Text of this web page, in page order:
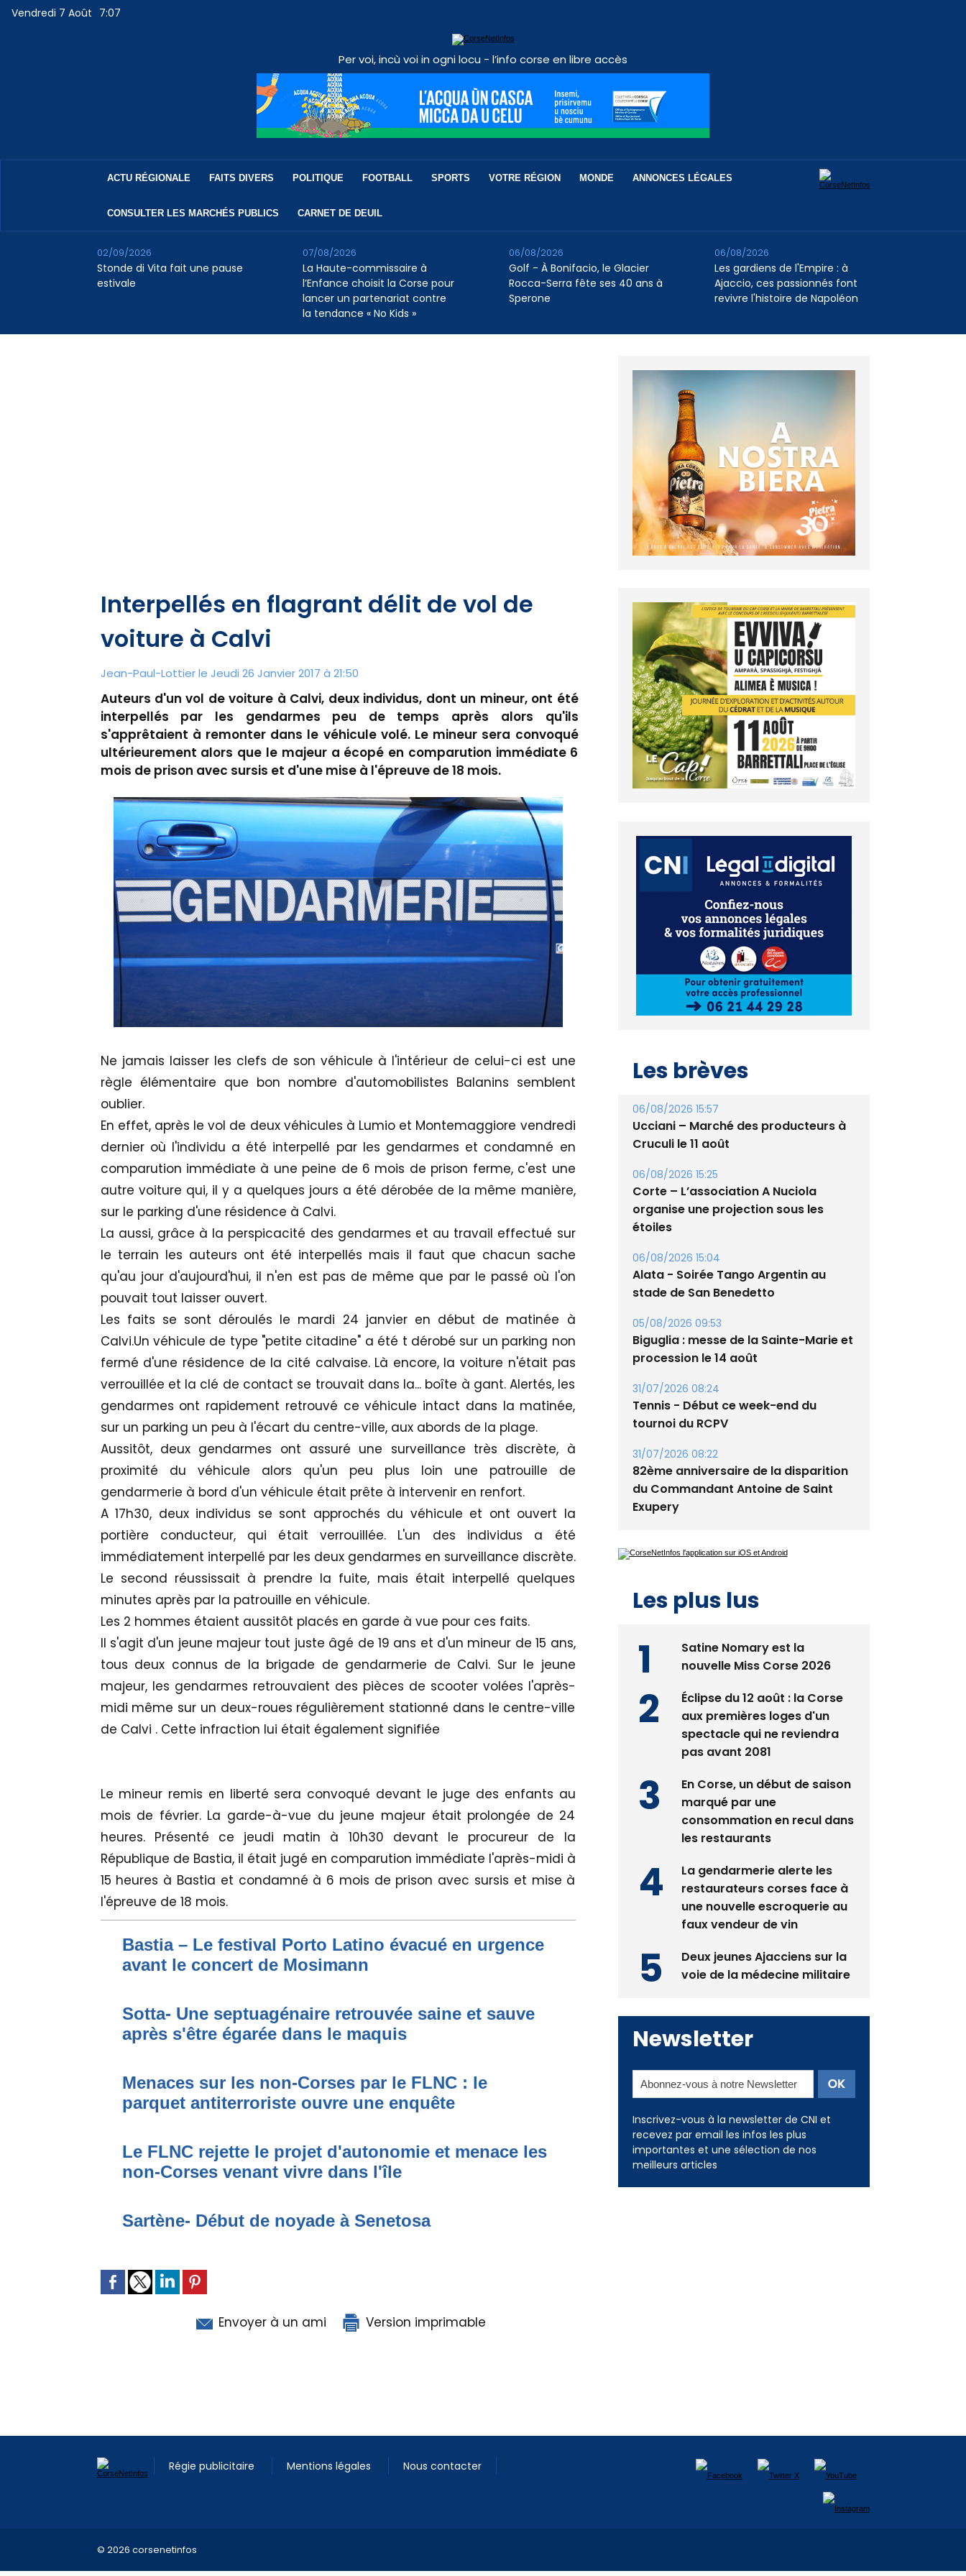
Vendredi 7 Août 7:07
Per voi, incù voi in ogni locu - l’info corse en libre accès
ACTU RÉGIONALE FAITS DIVERS POLITIQUE FOOTBALL SPORTS VOTRE RÉGION MONDE ANNONCES LÉGALES
CONSULTER LES MARCHÉS PUBLICS CARNET DE DEUIL
Stonde di Vita fait une pause
estivale
02/09/2026
La Haute-commissaire à
l’Enfance choisit la Corse pour
lancer un partenariat contre
la tendance « No Kids »
07/08/2026
Golf - À Bonifacio, le Glacier
Rocca-Serra fête ses 40 ans à
Sperone
06/08/2026
Les gardiens de l'Empire : à
Ajaccio, ces passionnés font
revivre l'histoire de Napoléon
06/08/2026
Interpellés en flagrant délit de vol de
voiture à Calvi
Jean-Paul-Lottier le Jeudi 26 Janvier 2017 à 21:50
Auteurs d'un vol de voiture à Calvi, deux individus, dont un mineur, ont été
interpellés par les gendarmes peu de temps après alors qu'ils
s'apprêtaient à remonter dans le véhicule volé. Le mineur sera convoqué
ultérieurement alors que le majeur a écopé en comparution immédiate 6
mois de prison avec sursis et d'une mise à l'épreuve de 18 mois.
Ne jamais laisser les clefs de son véhicule à l'intérieur de celui-ci est une
règle élémentaire que bon nombre d'automobilistes Balanins semblent
oublier.
En effet, après le vol de deux véhicules à Lumio et Montemaggiore vendredi
dernier où l'individu a été interpellé par les gendarmes et condamné en
comparution immédiate à une peine de 6 mois de prison ferme, c'est une
autre voiture qui, il y a quelques jours a été dérobée de la même manière,
sur le parking d'une résidence à Calvi.
La aussi, grâce à la perspicacité des gendarmes et au travail effectué sur
le terrain les auteurs ont été interpellés mais il faut que chacun sache
qu'au jour d'aujourd'hui, il n'en est pas de même que par le passé où l'on
pouvait tout laisser ouvert.
Les faits se sont déroulés le mardi 24 janvier en début de matinée à
Calvi.Un véhicule de type "petite citadine" a été t dérobé sur un parking non
fermé d'une résidence de la cité calvaise. Là encore, la voiture n'était pas
verrouillée et la clé de contact se trouvait dans la... boîte à gant. Alertés, les
gendarmes ont rapidement retrouvé ce véhicule intact dans la matinée,
sur un parking un peu à l'écart du centre-ville, aux abords de la plage.
Aussitôt, deux gendarmes ont assuré une surveillance très discrète, à
proximité du véhicule alors qu'un peu plus loin une patrouille de
gendarmerie à bord d'un véhicule était prête à intervenir en renfort.
A 17h30, deux individus se sont approchés du véhicule et ont ouvert la
portière conducteur, qui était verrouillée. L'un des individus a été
immédiatement interpellé par les deux gendarmes en surveillance discrète.
Le second réussissait à prendre la fuite, mais était interpellé quelques
minutes après par la patrouille en véhicule.
Les 2 hommes étaient aussitôt placés en garde à vue pour ces faits.
Il s'agit d'un jeune majeur tout juste âgé de 19 ans et d'un mineur de 15 ans,
tous deux connus de la brigade de gendarmerie de Calvi. Sur le jeune
majeur, les gendarmes retrouvaient des pièces de scooter volées l'après-
midi même sur un deux-roues régulièrement stationné dans le centre-ville
de Calvi . Cette infraction lui était également signifiée
Le mineur remis en liberté sera convoqué devant le juge des enfants au
mois de février. La garde-à-vue du jeune majeur était prolongée de 24
heures. Présenté ce jeudi matin à 10h30 devant le procureur de la
République de Bastia, il était jugé en comparution immédiate l'après-midi à
15 heures à Bastia et condamné à 6 mois de prison avec sursis et mise à
l'épreuve de 18 mois.
Bastia – Le festival Porto Latino évacué en urgence
avant le concert de Mosimann
Sotta- Une septuagénaire retrouvée saine et sauve
après s'être égarée dans le maquis
Menaces sur les non-Corses par le FLNC : le
parquet antiterroriste ouvre une enquête
Le FLNC rejette le projet d'autonomie et menace les
non-Corses venant vivre dans l'île
Sartène- Début de noyade à Senetosa
Envoyer à un ami Version imprimable
06/08/2026 15:57
Cruculi le 11 août
06/08/2026 15:25
organise une projection sous les
étoiles
06/08/2026 15:04
stade de San Benedetto
05/08/2026 09:53
procession le 14 août
31/07/2026 08:24
tournoi du RCPV
31/07/2026 08:22
du Commandant Antoine de Saint
Exupery
Éclipse du 12 août : la Corse
spectacle qui ne reviendra
pas avant 2081
En Corse, un début de saison
consommation en recul dans
les restaurants
La gendarmerie alerte les
une nouvelle escroquerie au
faux vendeur de vin
Deux jeunes Ajacciens sur la
Inscrivez-vous à la newsletter de CNI et
recevez par email les infos les plus
importantes et une sélection de nos
meilleurs articles
Régie publicitaire Mentions légales Nous contacter
© 2026 corsenetinfos